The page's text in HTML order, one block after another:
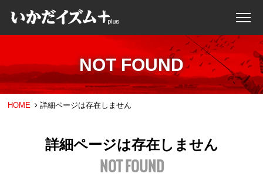
NOT FOUND
HOME 詳細ページは存在しません
詳細ページは存在しません
NOT FOUND